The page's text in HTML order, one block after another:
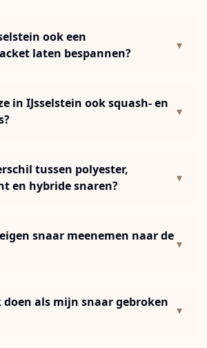
ook een
laten bespannen?
▾
in IJsselstein ook squash- en
▾
tussen polyester,
en hybride snaren?
▾
snaar meenemen naar de
▾
als mijn snaar gebroken
▾